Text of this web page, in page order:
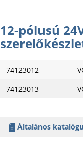
12-pólusú
74123012
74123013
Általános